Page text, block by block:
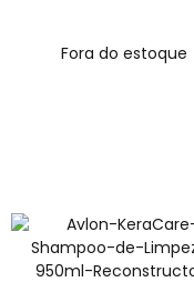
Fora do estoque